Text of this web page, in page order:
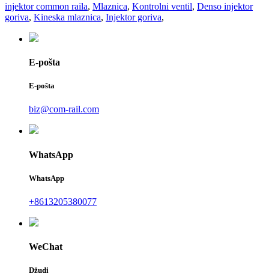
injektor common raila, Mlaznica, Kontrolni ventil, Denso injektor
goriva, Kineska mlaznica, Injektor goriva,
E-pošta
E-pošta
biz@com-rail.com
WhatsApp
WhatsApp
+8613205380077
WeChat
Džudi